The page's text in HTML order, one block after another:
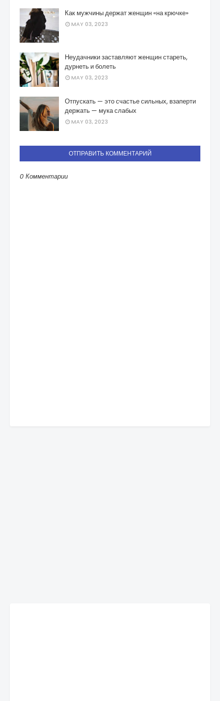
Как мужчины держат женщин «на крючке»
MAY 03, 2023
Неудачники заставляют женщин стареть,
дурнеть и болеть
MAY 03, 2023
Отпускать — это счастье сильных, взаперти
держать — мука слабых
MAY 03, 2023
ОТПРАВИТЬ КОММЕНТАРИЙ
0 Комментарии